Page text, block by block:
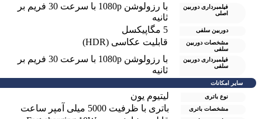
فیلمبرداری دوربین
اصلی
با رزولوشن 1080p با سرعت 30 فریم بر
ثانیه
دوربین سلفی
مشخصات دوربین
سلفی
قابلیت عکاسی (HDR)
فیلمبرداری دوربین
سلفی
با رزولوشن 1080p با سرعت 30 فریم بر
ثانیه
سایر امکانات
نوع باتری لیتیوم یون
مشخصات باتری باتری با ظرفیت 5000 میلی آمپر ساعت